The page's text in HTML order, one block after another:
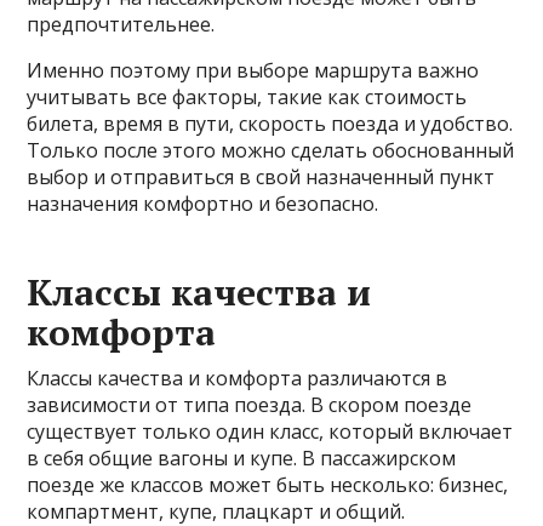
предпочтительнее.
Именно поэтому при выборе маршрута важно
учитывать все факторы, такие как стоимость
билета, время в пути, скорость поезда и удобство.
Только после этого можно сделать обоснованный
выбор и отправиться в свой назначенный пункт
назначения комфортно и безопасно.
Классы качества и
комфорта
Классы качества и комфорта различаются в
зависимости от типа поезда. В скором поезде
существует только один класс, который включает
в себя общие вагоны и купе. В пассажирском
поезде же классов может быть несколько: бизнес,
компартмент, купе, плацкарт и общий.